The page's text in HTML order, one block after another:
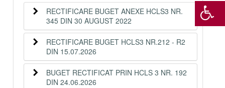
RECTIFICARE BUGET ANEXE HCLS3 NR.
345 DIN 30 AUGUST 2022
RECTIFICARE BUGET HCLS3 NR.212 - R2
DIN 15.07.2026
BUGET RECTIFICAT PRIN HCLS 3 NR. 192
DIN 24.06.2026